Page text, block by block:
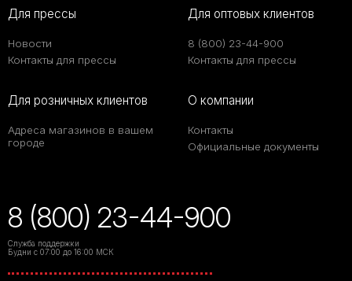
Для прессы
Новости
Контакты для прессы
Для оптовых клиентов
8 (800) 23-44-900
Контакты для прессы
Для розничных клиентов
Адреса магазинов в вашем
городе
О компании
Контакты
Официальные документы
8 (800) 23-44-900
Служба поддержки
Будни с 07:00 до 16:00 МСК